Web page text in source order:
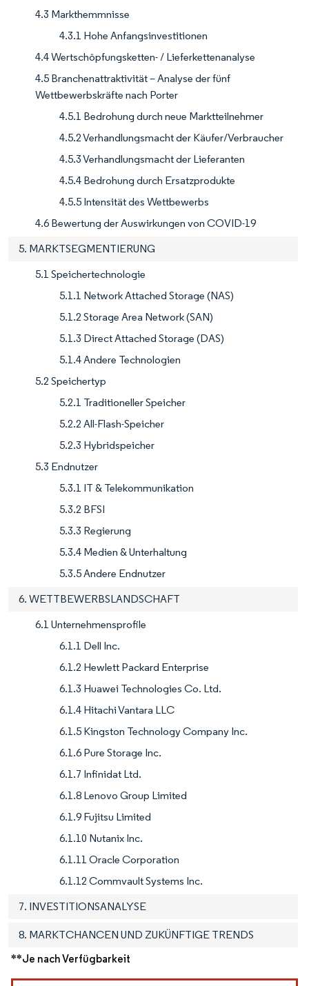
4.3 Markthemmnisse
4.3.1 Hohe Anfangsinvestitionen
4.4 Wertschöpfungsketten- / Lieferkettenanalyse
4.5 Branchenattraktivität – Analyse der fünf
Wettbewerbskräfte nach Porter
4.5.1 Bedrohung durch neue Marktteilnehmer
4.5.2 Verhandlungsmacht der Käufer/Verbraucher
4.5.3 Verhandlungsmacht der Lieferanten
4.5.4 Bedrohung durch Ersatzprodukte
4.5.5 Intensität des Wettbewerbs
4.6 Bewertung der Auswirkungen von COVID-19
5. MARKTSEGMENTIERUNG
5.1 Speichertechnologie
5.1.1 Network Attached Storage (NAS)
5.1.2 Storage Area Network (SAN)
5.1.3 Direct Attached Storage (DAS)
5.1.4 Andere Technologien
5.2 Speichertyp
5.2.1 Traditioneller Speicher
5.2.2 All-Flash-Speicher
5.2.3 Hybridspeicher
5.3 Endnutzer
5.3.1 IT & Telekommunikation
5.3.2 BFSI
5.3.3 Regierung
5.3.4 Medien & Unterhaltung
5.3.5 Andere Endnutzer
6. WETTBEWERBSLANDSCHAFT
6.1 Unternehmensprofile
6.1.1 Dell Inc.
6.1.2 Hewlett Packard Enterprise
6.1.3 Huawei Technologies Co. Ltd.
6.1.4 Hitachi Vantara LLC
6.1.5 Kingston Technology Company Inc.
6.1.6 Pure Storage Inc.
6.1.7 Infinidat Ltd.
6.1.8 Lenovo Group Limited
6.1.9 Fujitsu Limited
6.1.10 Nutanix Inc.
6.1.11 Oracle Corporation
6.1.12 Commvault Systems Inc.
7. INVESTITIONSANALYSE
8. MARKTCHANCEN UND ZUKÜNFTIGE TRENDS
**Je nach Verfügbarkeit